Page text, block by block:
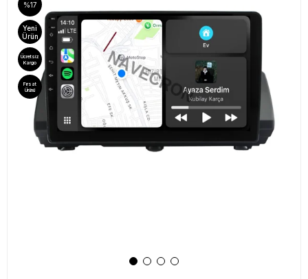
%17
Yeni
Ürün
Ücretsiz
Kargo
Fırsat
Ürünü